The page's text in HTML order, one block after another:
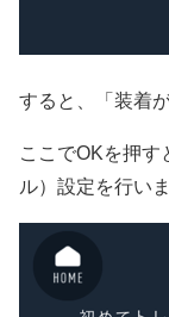
すると、「装着
ここでOKを押す
ル）設定を行いま